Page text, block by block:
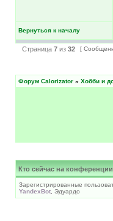
Вернуться к началу
Страница 7 из 32 [
Форум Calorizator » Хобби и
Кто сейчас на конференции
Зарегистрированные
YandexBot , Эдуардо